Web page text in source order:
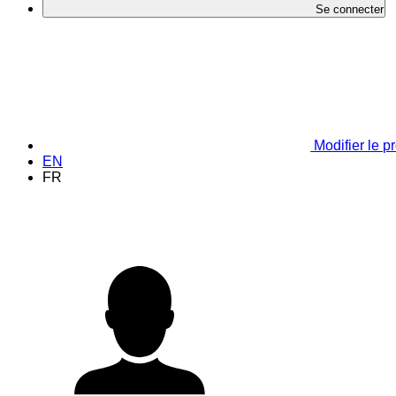
Se connecter
Modifier le
EN
FR